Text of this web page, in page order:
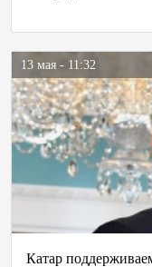
13 мая - 11:32
Катар